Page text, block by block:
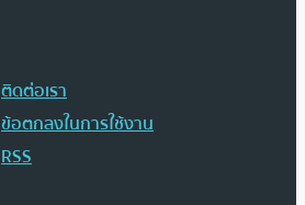
ติดต่อเรา
ข้อตกลงในการใช้งาน
RSS